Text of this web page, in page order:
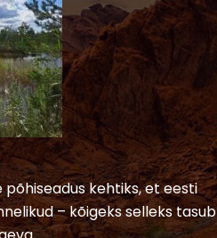
põhiseadus kehtiks, et eesti
– kõigeks selleks tasub